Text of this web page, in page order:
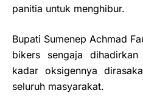
panitia untuk menghibur.
Bupati Sumenep Achmad
bikers sengaja
kadar oksigennya
seluruh masyarakat.